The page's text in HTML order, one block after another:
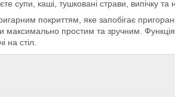
супи, каші, тушковані страви, випічку та
покриттям, яке запобігає
простим та зручним.
на стіл.